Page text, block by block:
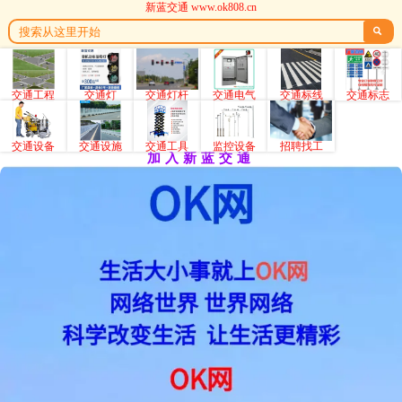
新蓝交通 www.ok808.cn

交通工程 交通灯 交通灯杆 交通电气 交通标线 交通标志
交通设备 交通设施 交通工具 监控设备 招聘找工
加入新蓝交通